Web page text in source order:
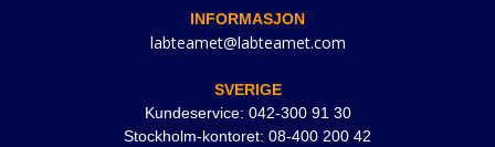
INFORMASJON
labteamet@labteamet.com
SVERIGE
Kundeservice: 042-300 91 30
Stockholm-kontoret: 08-400 200 42